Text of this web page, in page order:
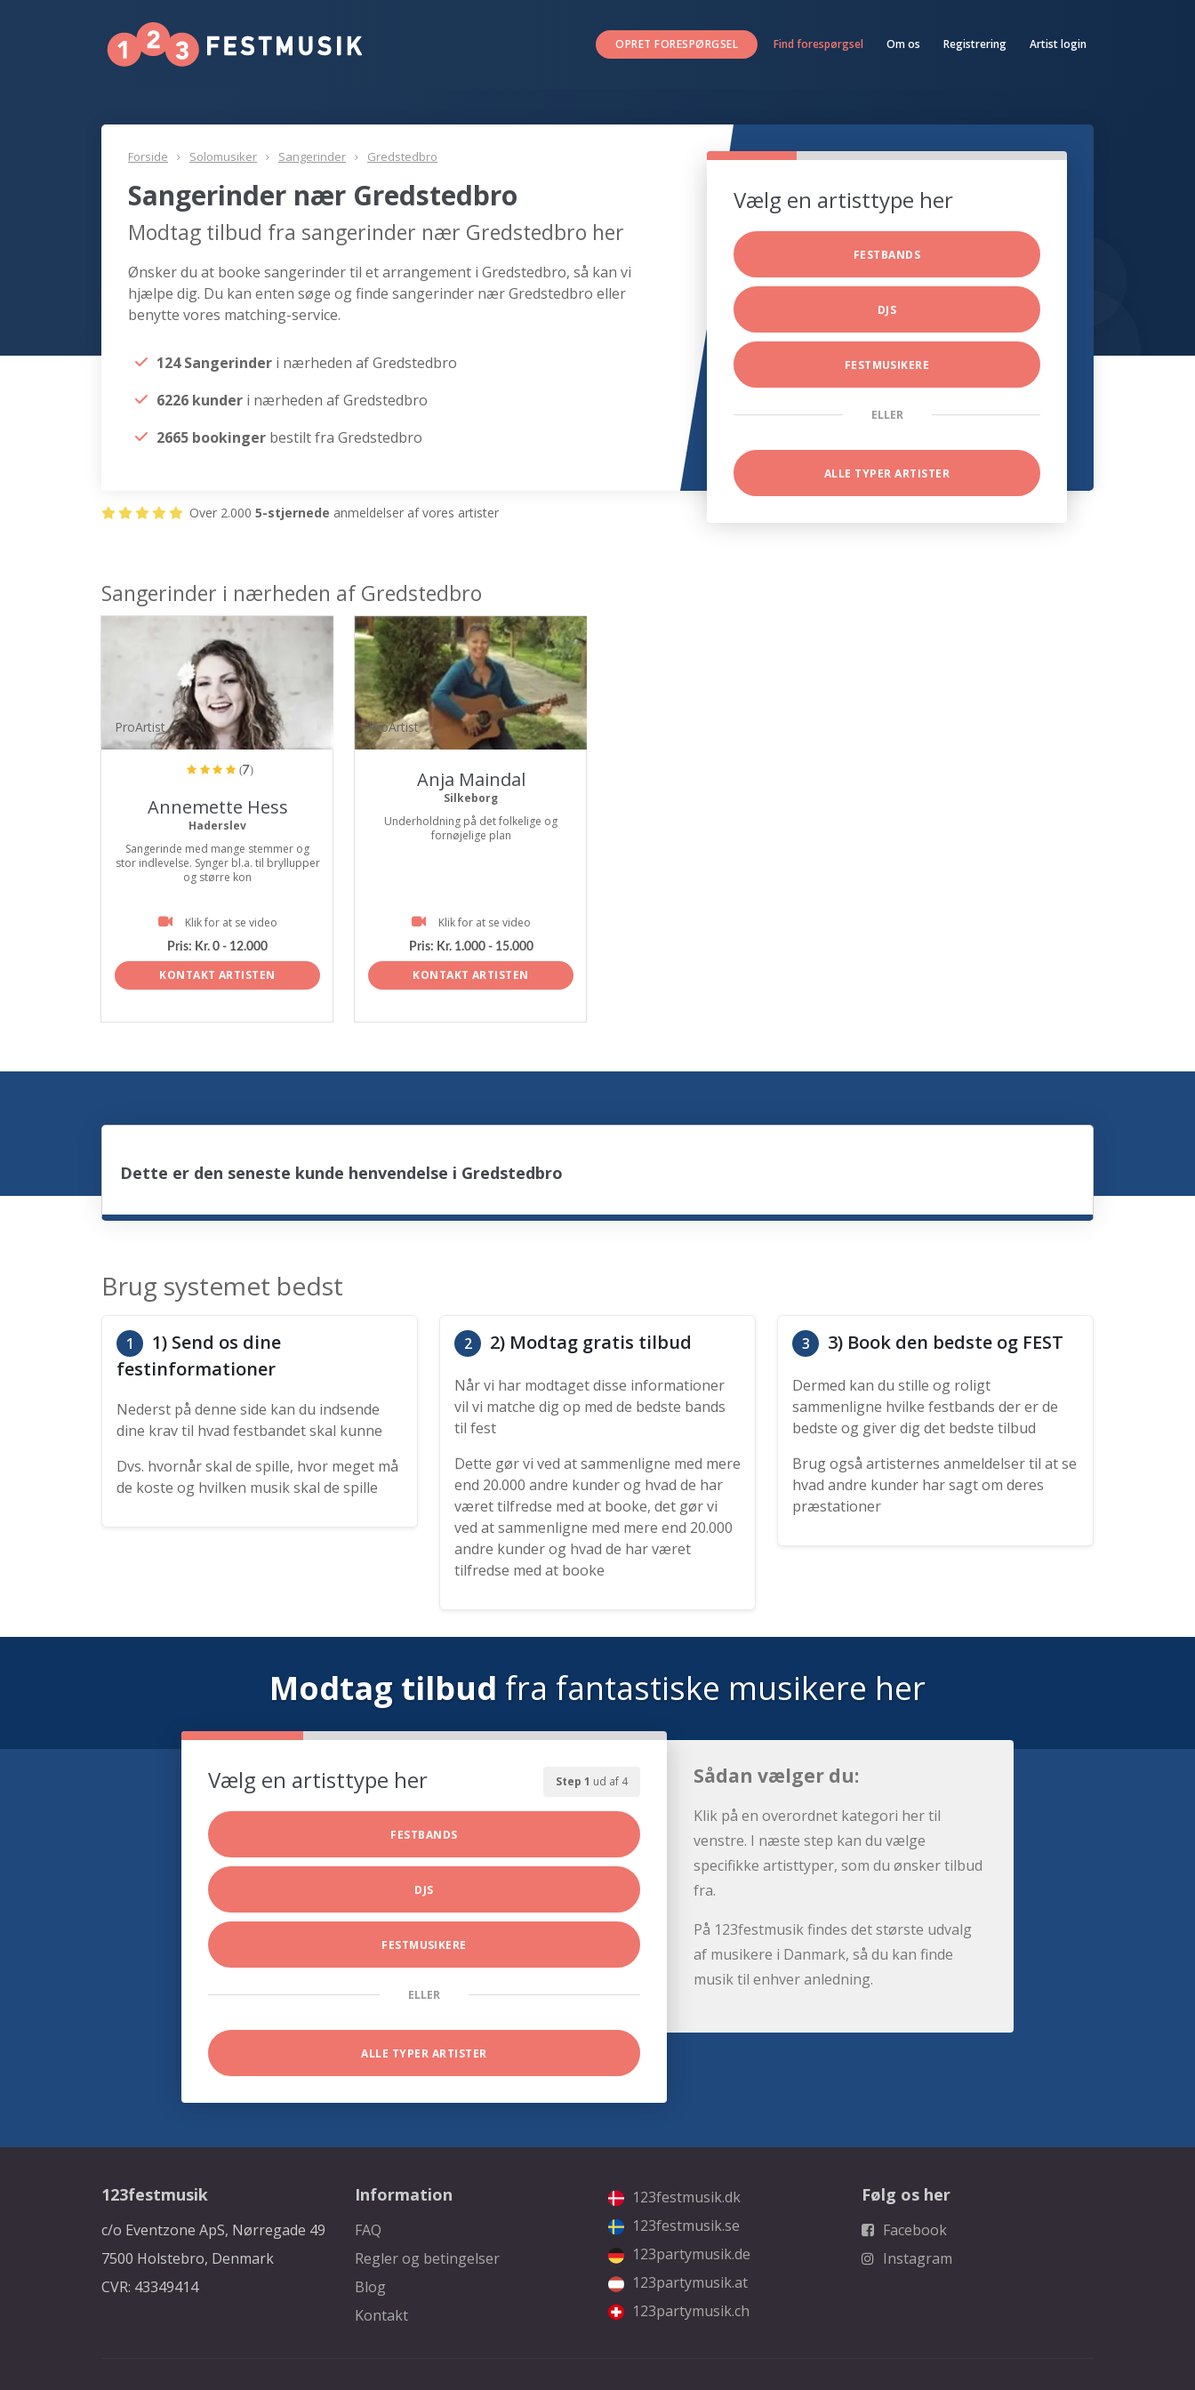
OPRET FORESPØRGSEL Find forespørgsel Om os Registrering Artist login
Forside Solomusiker Sangerinder Gredstedbro
Sangerinder nær Gredstedbro
Modtag tilbud fra sangerinder nær Gredstedbro her
Ønsker du at booke sangerinder til et arrangement i Gredstedbro, så kan vi
hjælpe dig. Du kan enten søge og finde sangerinder nær Gredstedbro eller
benytte vores matching-service.
124 Sangerinder i nærheden af Gredstedbro
6226 kunder i nærheden af Gredstedbro
2665 bookinger bestilt fra Gredstedbro
Vælg en artisttype her
FESTBANDS
DJS
FESTMUSIKERE
ELLER
ALLE TYPER ARTISTER
Over 2.000 5-stjernede anmeldelser af vores artister
Sangerinder i nærheden af Gredstedbro
ProArtist
(7)
Annemette Hess
Haderslev
Sangerinde med mange stemmer og
stor indlevelse. Synger bl.a. til bryllupper
og større kon
Klik for at se video
Pris: Kr. 0 - 12.000
KONTAKT ARTISTEN
ProArtist
Anja Maindal
Silkeborg
Underholdning på det folkelige og
fornøjelige plan
Klik for at se video
Pris: Kr. 1.000 - 15.000
KONTAKT ARTISTEN
Dette er den seneste kunde henvendelse i Gredstedbro
Brug systemet bedst
1
1) Send os dine
festinformationer
Nederst på denne side kan du indsende
dine krav til hvad festbandet skal kunne
Dvs. hvornår skal de spille, hvor meget må
de koste og hvilken musik skal de spille
2 2) Modtag gratis tilbud
Når vi har modtaget disse informationer
vil vi matche dig op med de bedste bands
til fest
Dette gør vi ved at sammenligne med mere
end 20.000 andre kunder og hvad de har
været tilfredse med at booke, det gør vi
ved at sammenligne med mere end 20.000
andre kunder og hvad de har været
tilfredse med at booke
3 3) Book den bedste og FEST
Dermed kan du stille og roligt
sammenligne hvilke festbands der er de
bedste og giver dig det bedste tilbud
Brug også artisternes anmeldelser til at se
hvad andre kunder har sagt om deres
præstationer
Modtag tilbud fra fantastiske musikere her
Step 1 ud af 4
Vælg en artisttype her
FESTBANDS
DJS
FESTMUSIKERE
ELLER
ALLE TYPER ARTISTER
Sådan vælger du:
Klik på en overordnet kategori her til
venstre. I næste step kan du vælge
specifikke artisttyper, som du ønsker tilbud
fra.
På 123festmusik findes det største udvalg
af musikere i Danmark, så du kan finde
musik til enhver anledning.
123festmusik
c/o Eventzone ApS, Nørregade 49
7500 Holstebro, Denmark
CVR: 43349414
Information
FAQ
Regler og betingelser
Blog
Kontakt
123festmusik.dk
123festmusik.se
123partymusik.de
123partymusik.at
123partymusik.ch
Følg os her
Facebook
Instagram